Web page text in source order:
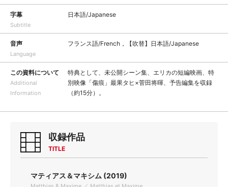
字幕
Subtitle
日本語/Japanese
音声
Language
フランス語/French，【吹替】日本語/Japanese
この資料について
Additional
Information
特典として、未公開シーン集、エリカの短編映画、特
別映像「傷痕」最果タヒ×菅田将暉、予告編集を収録
（約15分）。
収録作品
TITLE
マティアス＆マキシム (2019)